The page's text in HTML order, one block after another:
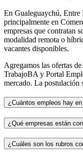
En Gualeguaychú, Entre
principalmente en
empresas que contratan
modalidad remota o
vacantes disponibles.
Agregamos las ofertas
TrabajoBA y Portal
mercado. La postulación
¿Cuántos empleos hay
¿Qué empresas están
¿Cuáles son los rubros